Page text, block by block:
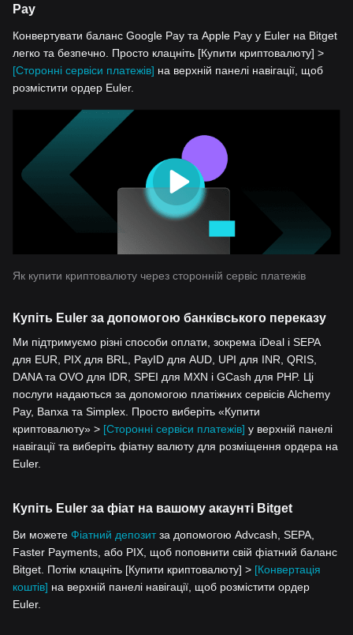
Pay
Конвертувати баланс Google Pay та Apple Pay у Euler на Bitget
легко та безпечно. Просто клацніть [Купити криптовалюту] >
[Сторонні сервіси платежів] на верхній панелі навігації, щоб
розмістити ордер Euler.
Як купити криптовалюту через сторонній сервіс платежів
Купіть Euler за допомогою банківського переказу
Ми підтримуємо різні способи оплати, зокрема iDeal і SEPA
для EUR, PIX для BRL, PayID для AUD, UPI для INR, QRIS,
DANA та OVO для IDR, SPEI для MXN і GCash для PHP. Ці
послуги надаються за допомогою платіжних сервісів Alchemy
Pay, Banxa та Simplex. Просто виберіть «Купити
криптовалюту» > [Сторонні сервіси платежів] у верхній панелі
навігації та виберіть фіатну валюту для розміщення ордера на
Euler.
Купіть Euler за фіат на вашому акаунті Bitget
Ви можете Фіатний депозитза допомогою Advcash, SEPA,
Faster Payments, або PIX, щоб поповнити свій фіатний баланс
Bitget. Потім клацніть [Купити криптовалюту] > [Конвертація
коштів] на верхній панелі навігації, щоб розмістити ордер
Euler.